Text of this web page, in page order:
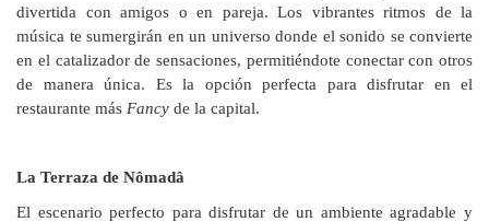
divertida con amigos o en pareja. Los vibrantes ritmos de la
música te sumergirán en un universo donde el sonido se convierte
en el catalizador de sensaciones, permitiéndote conectar con otros
de manera única. Es la opción perfecta para disfrutar en el
restaurante más Fancy de la capital.
La Terraza de Nômadâ
El escenario perfecto para disfrutar de un ambiente agradable y